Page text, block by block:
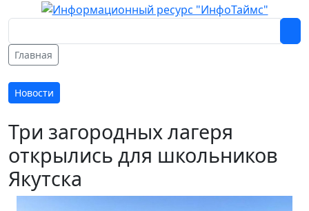
Главная
Новости
Три загородных лагеря
открылись для школьников
Якутска